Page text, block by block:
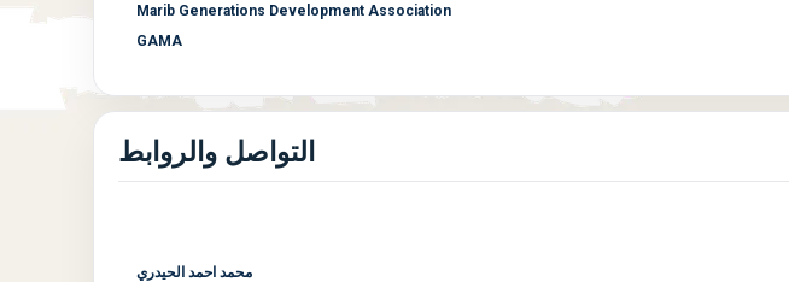
Marib Generations Development Association
GAMA
التواصل والروابط
محمد احمد الحيدري